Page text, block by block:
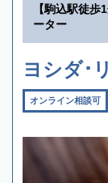
【駒込駅徒
ーター
ヨシダ･
オンライン相談可